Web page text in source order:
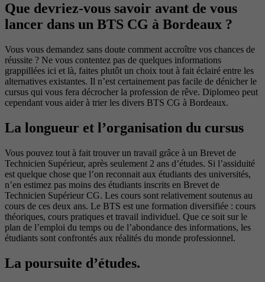
Que devriez-vous savoir avant de vous
lancer dans un BTS CG à Bordeaux ?
Vous vous demandez sans doute comment accroître vos chances de
réussite ? Ne vous contentez pas de quelques informations
grappillées ici et là, faites plutôt un choix tout à fait éclairé entre les
alternatives existantes. Il n’est certainement pas facile de dénicher le
cursus qui vous fera décrocher la profession de rêve. Diplomeo peut
cependant vous aider à trier les divers BTS CG à Bordeaux.
La longueur et l’organisation du cursus
Vous pouvez tout à fait trouver un travail grâce à un Brevet de
Technicien Supérieur, après seulement 2 ans d’études. Si l’assiduité
est quelque chose que l’on reconnait aux étudiants des universités,
n’en estimez pas moins des étudiants inscrits en Brevet de
Technicien Supérieur CG. Les cours sont relativement soutenus au
cours de ces deux ans. Le BTS est une formation diversifiée : cours
théoriques, cours pratiques et travail individuel. Que ce soit sur le
plan de l’emploi du temps ou de l’abondance des informations, les
étudiants sont confrontés aux réalités du monde professionnel.
La poursuite d’études.